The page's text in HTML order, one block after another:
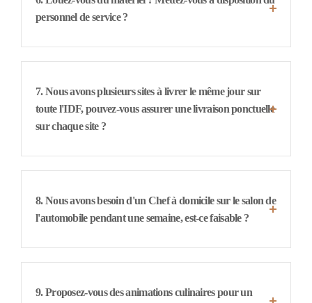
personnel de service ?
7. Nous avons plusieurs sites à livrer le même jour sur
toute l'IDF, pouvez-vous assurer une livraison ponctuelle
sur chaque site ?
8. Nous avons besoin d'un Chef à domicile sur le salon de
l'automobile pendant une semaine, est-ce faisable ?
9. Proposez-vous des animations culinaires pour un